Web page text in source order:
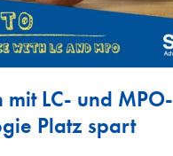
mit LC- und MPO-
Platz spart